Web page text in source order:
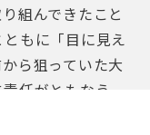
組んできたこと
もに「目に見え
ら狙っていた大
任がともなう